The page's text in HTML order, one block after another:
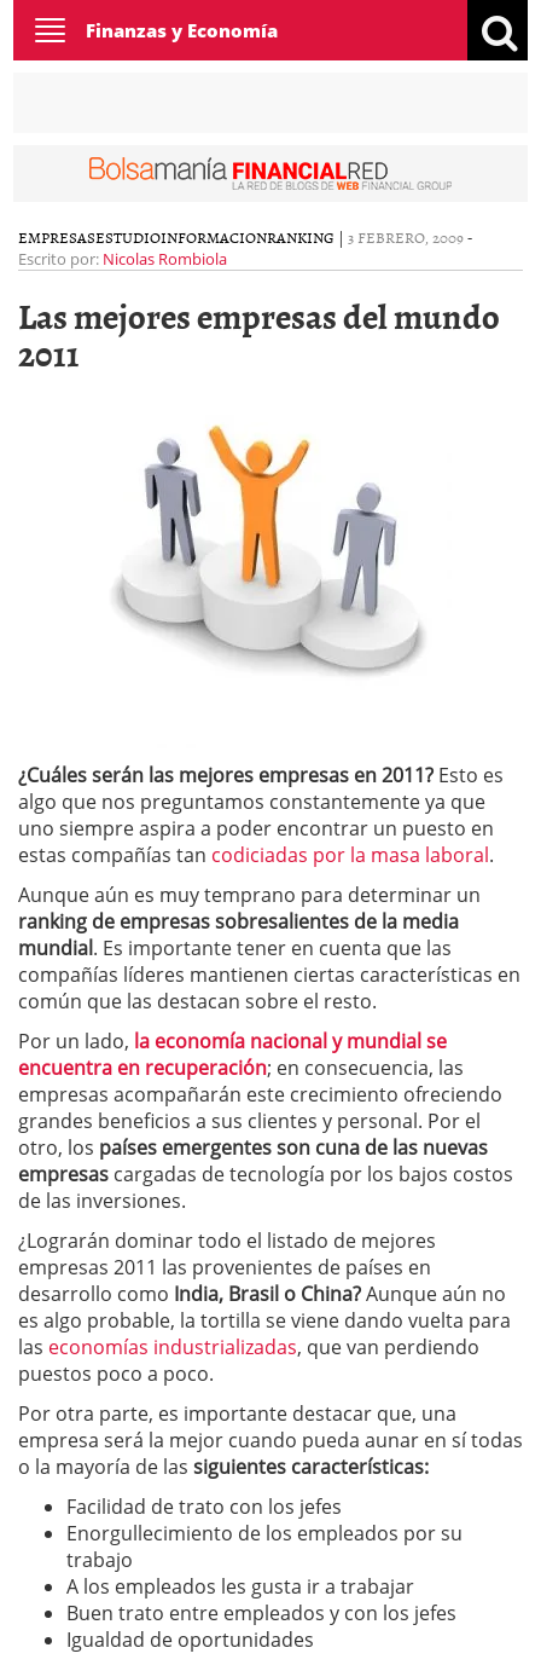
Toggle
navigation
Finanzas y Economía
EMPRESASESTUDIOINFORMACIONRANKING | 3 FEBRERO, 2009-
Escrito por: Nicolas Rombiola
Las mejores empresas del mundo
2011
¿Cuáles serán las mejores empresas en 2011? Esto es
algo que nos preguntamos constantemente ya que
uno siempre aspira a poder encontrar un puesto en
estas compañías tan codiciadas por la masa laboral.
Aunque aún es muy temprano para determinar un
ranking de empresas sobresalientes de la media
mundial. Es importante tener en cuenta que las
compañías líderes mantienen ciertas características en
común que las destacan sobre el resto.
Por un lado, la economía nacional y mundial se
encuentra en recuperación; en consecuencia, las
empresas acompañarán este crecimiento ofreciendo
grandes beneficios a sus clientes y personal. Por el
otro, los países emergentes son cuna de las nuevas
empresas cargadas de tecnología por los bajos costos
de las inversiones.
¿Lograrán dominar todo el listado de mejores
empresas 2011 las provenientes de países en
desarrollo como India, Brasil o China?Aunque aún no
es algo probable, la tortilla se viene dando vuelta para
las economías industrializadas, que van perdiendo
puestos poco a poco.
Por otra parte, es importante destacar que, una
empresa será la mejor cuando pueda aunar en sí todas
o la mayoría de las siguientes características:
Facilidad de trato con los jefes
Enorgullecimiento de los empleados por su
trabajo
A los empleados les gusta ir a trabajar
Buen trato entre empleados y con los jefes
Igualdad de oportunidades